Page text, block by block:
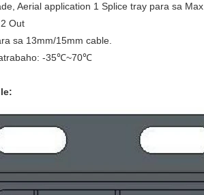
Aerial application 1 Splice tray para sa Max.
Out
sa 13mm/15mm cable.
-35℃~70℃